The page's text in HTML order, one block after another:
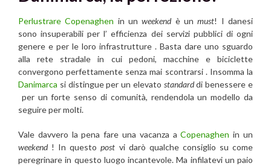
Perlustrare Copenaghen in unweekendè unmust! I danesi
sono insuperabili per l’ efficienza dei servizi pubblici di ogni
genere e per le loro infrastrutture . Basta dare uno sguardo
alla rete stradale in cui pedoni, macchine e biciclette
convergono perfettamente senza mai scontrarsi . Insomma la
Danimarca si distingue per un elevato standarddi benessere e
per un forte senso di comunità, rendendola un modello da
seguire per molti.
Vale davvero la pena fare una vacanza aCopenaghen in un
weekend! In questopost vi darò qualche consiglio su come
peregrinare in questo luogo incantevole. Ma infilatevi un paio